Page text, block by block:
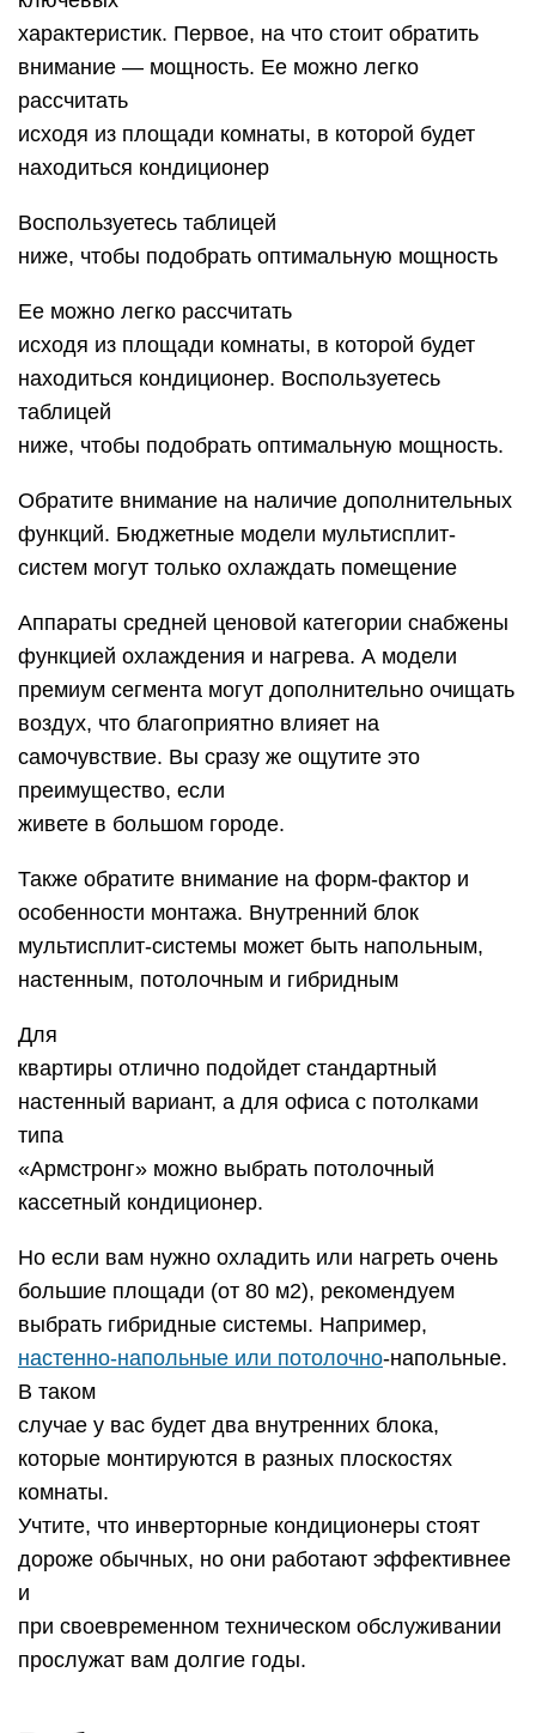
характеристик. Первое, на что стоит обратить
внимание — мощность. Ее можно легко
рассчитать
исходя из площади комнаты, в которой будет
находиться кондиционер
Воспользуетесь таблицей
ниже, чтобы подобрать оптимальную мощность
Ее можно легко рассчитать
исходя из площади комнаты, в которой будет
находиться кондиционер. Воспользуетесь
таблицей
ниже, чтобы подобрать оптимальную мощность.
Обратите внимание на наличие дополнительных
функций. Бюджетные модели мультисплит-
систем могут только охлаждать помещение
Аппараты средней ценовой категории снабжены
функцией охлаждения и нагрева. А модели
премиум сегмента могут дополнительно очищать
воздух, что благоприятно влияет на
самочувствие. Вы сразу же ощутите это
преимущество, если
живете в большом городе.
Также обратите внимание на форм-фактор и
особенности монтажа. Внутренний блок
мультисплит-системы может быть напольным,
настенным, потолочным и гибридным
Для
квартиры отлично подойдет стандартный
настенный вариант, а для офиса с потолками
типа
«Армстронг» можно выбрать потолочный
кассетный кондиционер.
Но если вам нужно охладить или нагреть очень
большие площади (от 80 м2), рекомендуем
выбрать гибридные системы. Например,
настенно-напольные или потолочно-напольные.
В таком
случае у вас будет два внутренних блока,
которые монтируются в разных плоскостях
комнаты.
Учтите, что инверторные кондиционеры стоят
дороже обычных, но они работают эффективнее
и
при своевременном техническом обслуживании
прослужат вам долгие годы.